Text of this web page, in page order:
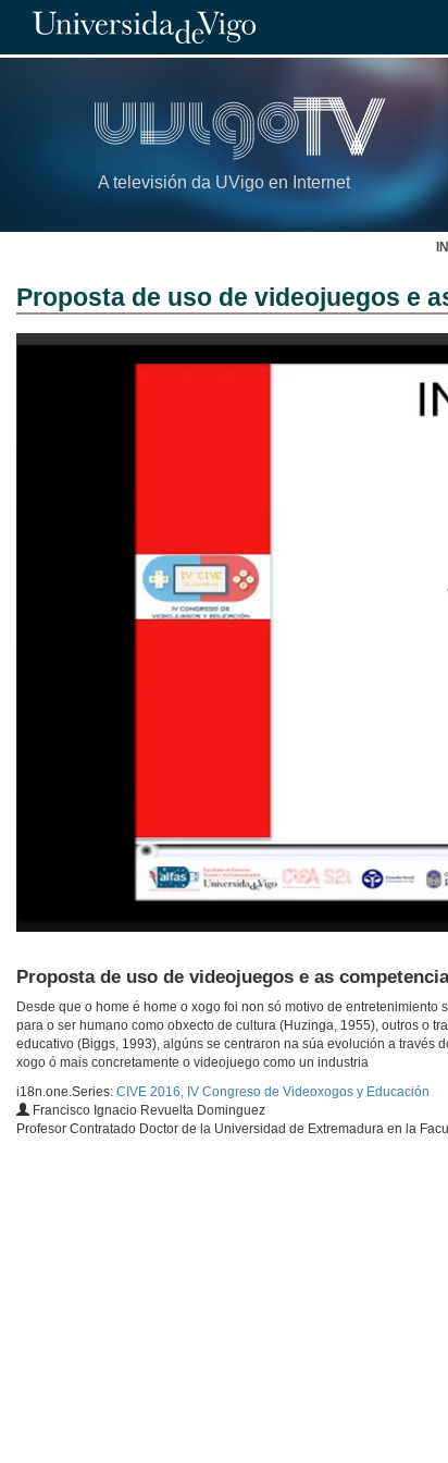
A televisión da UVigo en Internet
Proposta de uso de videojuegos e
Proposta de uso de videojuegos e as
Desde que o home é home o xogo foi non só motivo de
para o ser humano como obxecto de cultura (Huzinga, 1955), outros o
educativo (Biggs, 1993), algúns se centraron na súa evolución a
xogo ó mais concretamente o videojuego como un industria
i18n.one.Series: CIVE 2016, IV Congreso de Videoxogos y Educación
Francisco Ignacio Revuelta Dominguez
Profesor Contratado Doctor de la Universidad de Extremadura en la